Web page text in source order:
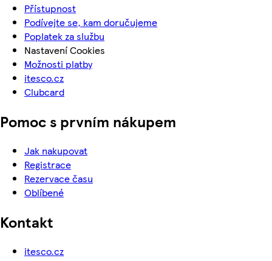
Přístupnost
Podívejte se, kam doručujeme
Poplatek za službu
Nastavení Cookies
Možnosti platby
itesco.cz
Clubcard
Pomoc s prvním nákupem
Jak nakupovat
Registrace
Rezervace času
Oblíbené
Kontakt
itesco.cz